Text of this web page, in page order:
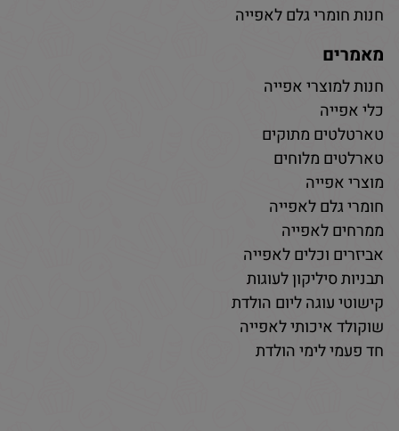
חנות חומרי גלם לאפייה
מאמרים
חנות למוצרי אפייה
כלי אפייה
טארטלטים מתוקים
טארלטים מלוחים
מוצרי אפייה
חומרי גלם לאפייה
ממרחים לאפייה
אביזרים וכלים לאפייה
תבניות סיליקון לעוגות
קישוטי עוגה ליום הולדת
שוקולד איכותי לאפייה
חד פעמי לימי הולדת